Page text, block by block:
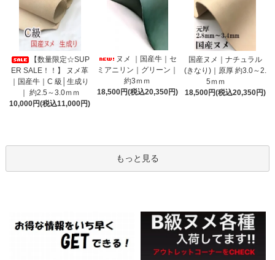
【数量限定☆SUP
ER SALE！！】 ヌメ革
｜国産牛｜C 級│生成り
｜ 約2.5～3.0ｍｍ
10,000円(税込11,000円)
ヌメ ｜国産牛｜セ
ミアニリン｜グリーン｜
約3ｍｍ
18,500円(税込20,350円)
国産ヌメ｜ナチュラル
(きなり)｜原厚 約3.0～2.
5ｍｍ
18,500円(税込20,350円)
もっと見る